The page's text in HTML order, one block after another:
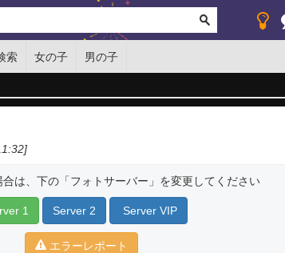
索 女の子 男の子
は、下の「フォトサーバー」を変更してください
1 Server 2 Server VIP
エラーレポート